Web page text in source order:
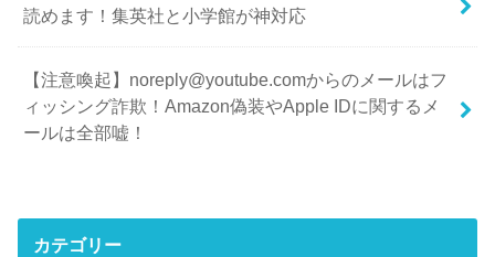
読めます！集英社と小学館が神対応
【注意喚起】noreply@youtube.comからのメールはフ
ィッシング詐欺！Amazon偽装やApple IDに関するメ
ールは全部嘘！
カテゴリー